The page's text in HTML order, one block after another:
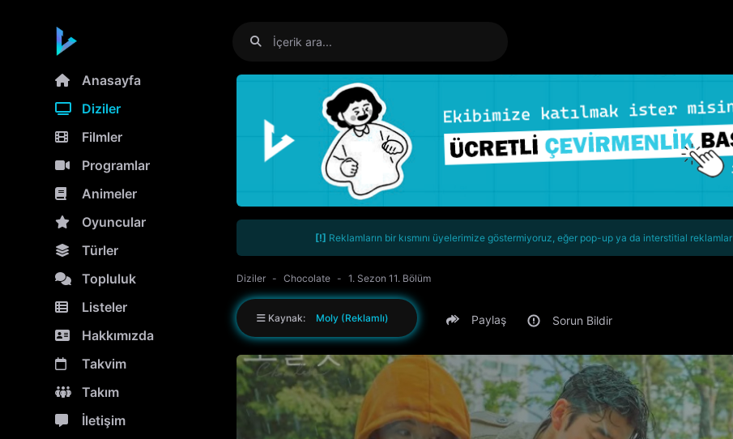
Anasayfa
Diziler
Filmler
Programlar
Animeler
Oyuncular
Türler
Topluluk
Listeler
Hakkımızda
Takvim
Takım
İletişim
[!] Reklamların bir kısmını üyelerimize göstermiyoruz, eğer pop-up ya da interstitial
Diziler Chocolate 1. Sezon 11. Bölüm
Kaynak: Moly (Reklamlı) Paylaş Sorun Bildir